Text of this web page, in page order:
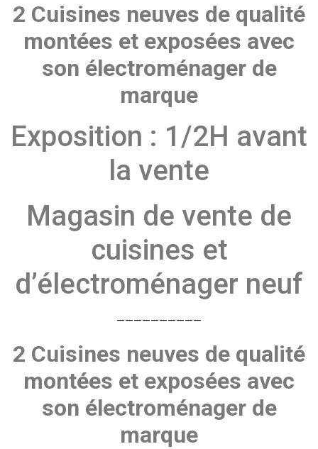
2 Cuisines neuves de qualité
montées et exposées avec
son électroménager de
marque
Exposition : 1/2H avant
la vente
Magasin de vente de
cuisines et
d’électroménager neuf
——————————
2 Cuisines neuves de qualité
montées et exposées avec
son électroménager de
marque